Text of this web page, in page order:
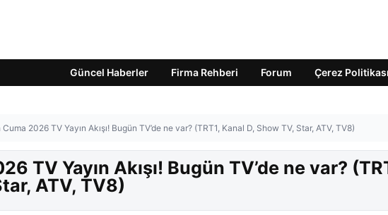
Güncel Haberler Firma Rehberi Forum Çerez Politikası
2026 TV Yayın Akışı! Bugün TV’de ne var? (TRT1, Kanal D, Show TV, Star, ATV, TV8)
TV Yayın Akışı! Bugün TV’de ne var?
ATV, TV8)